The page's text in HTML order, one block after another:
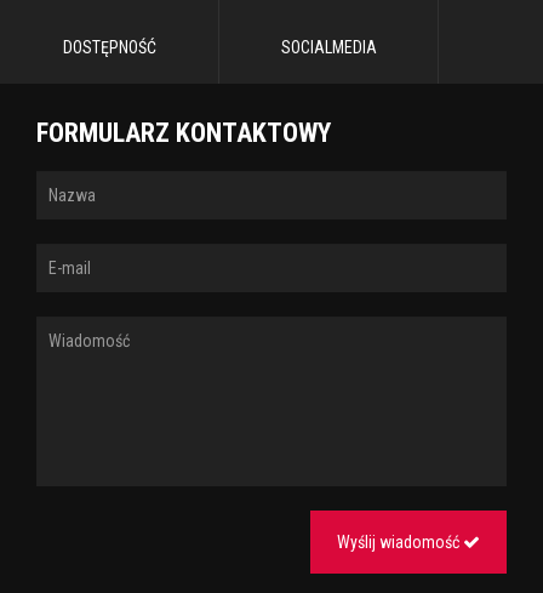
DOSTĘPNOŚĆ SOCIALMEDIA
FORMULARZ KONTAKTOWY
Wyślij wiadomość